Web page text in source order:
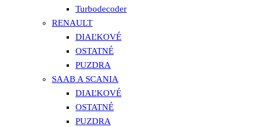
Turbodecoder
RENAULT
DIAĽKOVÉ
OSTATNÉ
PUZDRA
SAAB A SCANIA
DIAĽKOVÉ
OSTATNÉ
PUZDRA